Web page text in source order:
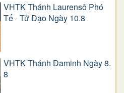
VHTK Thánh Laurensô Phó
Tế - Tử Đạo Ngày 10.8
VHTK Thánh Đaminh Ngày 8.
8